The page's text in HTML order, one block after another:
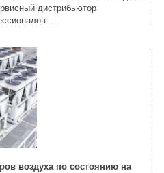
дистрибьютор
...
воздуха по состоянию на